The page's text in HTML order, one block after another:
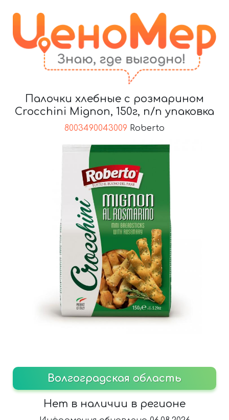
Палочки хлебные с розмарином
Crocchini Mignon, 150г, п/п упаковка
8003490043009 Roberto
Волгоградская область
Нет в наличии в регионе